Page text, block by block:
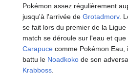
Pokémon assez régulièrement
jusqu'à l'arrivée deGrotadmorv.
se fait lors du premier de la
match se déroule sur l'eau et
Carapuce comme Pokémon Eau,
battu le Noadkoko de son
Krabboss.